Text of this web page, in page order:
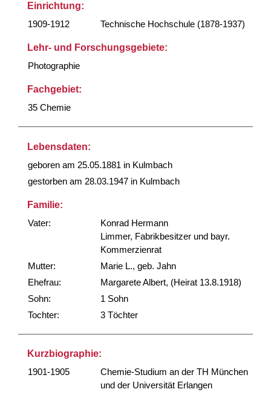
Einrichtung:
1909-1912
Technische Hochschule (1878-1937)
Lehr- und Forschungsgebiete:
Photographie
Fachgebiet:
35 Chemie
Lebensdaten:
geboren am 25.05.1881 in Kulmbach
gestorben am 28.03.1947 in Kulmbach
Familie:
Vater:
Konrad Hermann
Limmer, Fabrikbesitzer und bayr.
Kommerzienrat
Mutter:
Marie L., geb. Jahn
Ehefrau:
Margarete Albert, (Heirat 13.8.1918)
Sohn:
1 Sohn
Tochter:
3 Töchter
Kurzbiographie:
1901-1905
Chemie-Studium an der TH München
und der Universität Erlangen